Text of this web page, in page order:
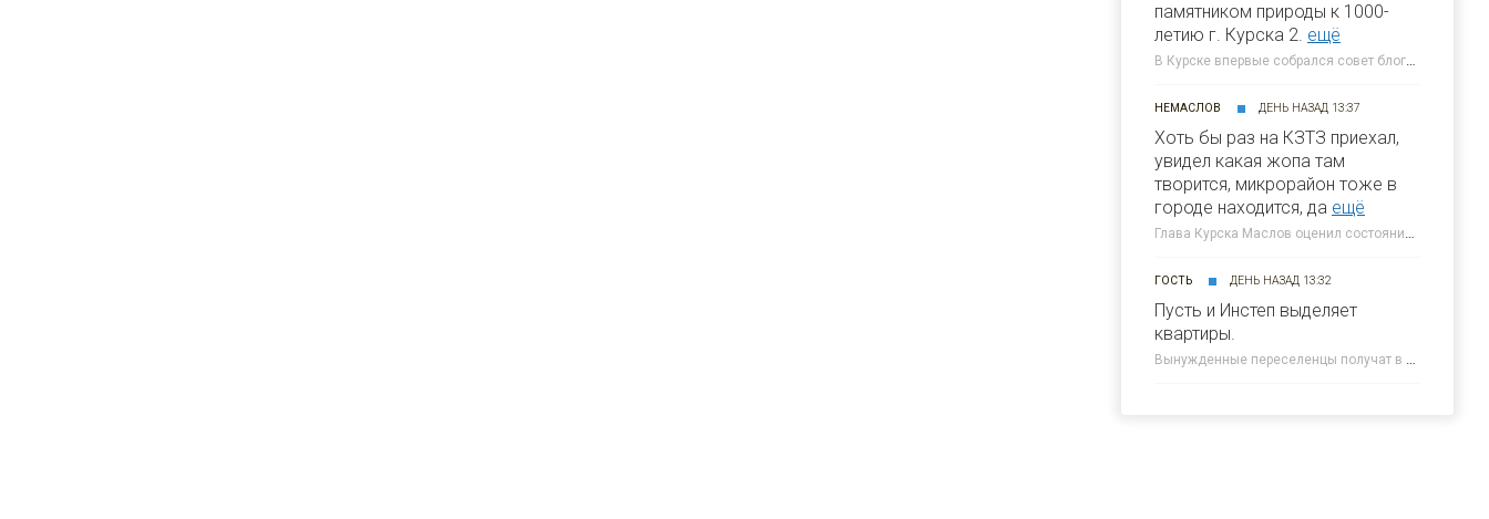
памятником природы к 1000-
летию г. Курска 2. ещё
В Курске впервые собрался совет блогеров при главе города » 46ТВ Курское Интернет Телевидение
НЕМАСЛОВ ДЕНЬ НАЗАД 13:37
Хоть бы раз на КЗТЗ приехал,
увидел какая жопа там
творится, микрорайон тоже в
городе находится, да ещё
Глава Курска Маслов оценил состояние требующих благоустройства локаций » 46ТВ Курское Интернет Телевидение
ГОСТЬ ДЕНЬ НАЗАД 13:32
Пусть и Инстеп выделяет
квартиры.
Вынужденные переселенцы получат в Курске около 300 квартир от КПД » 46ТВ Курское Интернет Телевидение